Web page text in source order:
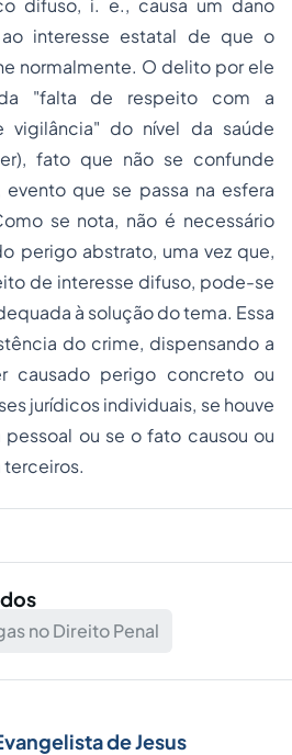
difuso, i. e., causa um dano
interesse estatal de que o
normalmente. O delito por ele
"falta de respeito com a
vigilância" do nível da saúde
fato que não se confunde
que se passa na esfera
se nota, não é necessário
perigo abstrato, uma vez que,
de interesse difuso, pode-se
à solução do tema. Essa
do crime, dispensando a
causado perigo concreto ou
jurídicos individuais, se houve
pessoal ou se o fato causou ou
no Direito Penal
de Jesus